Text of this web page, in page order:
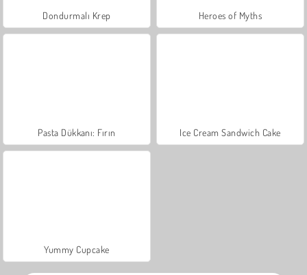
Dondurmalı Krep Heroes of Myths
Pasta Dükkanı: Fırın Ice Cream Sandwich Cake
Yummy Cupcake